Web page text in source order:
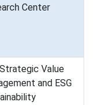
Center
Value
and ESG